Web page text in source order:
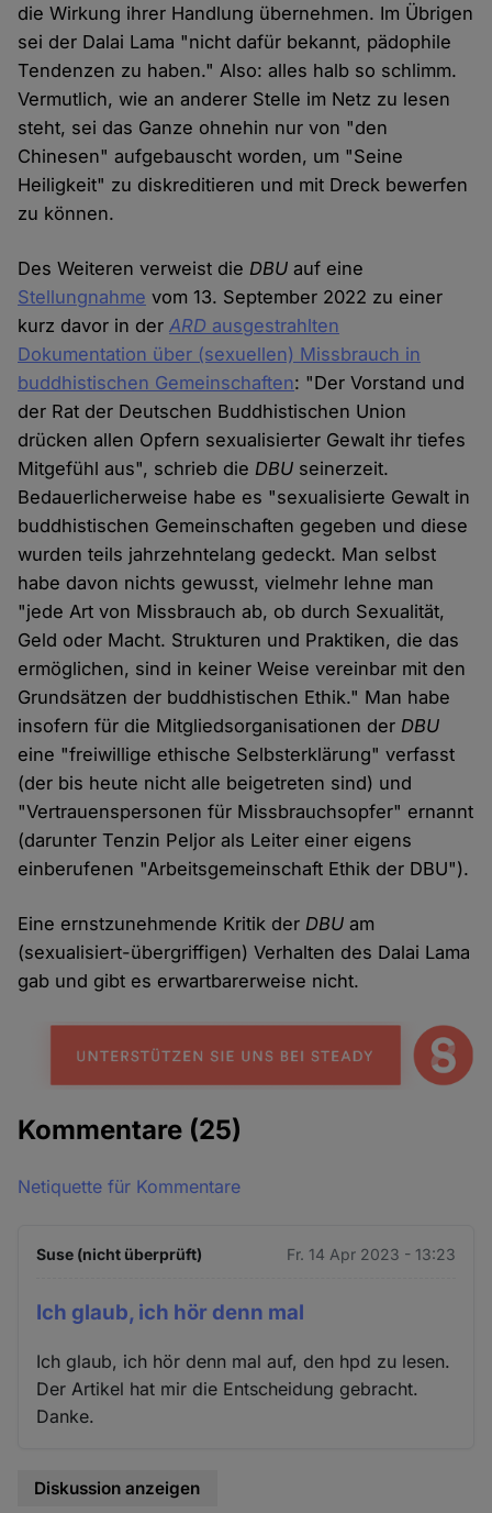
die Wirkung ihrer Handlung übernehmen. Im Übrigen
sei der Dalai Lama "nicht dafür bekannt, pädophile
Tendenzen zu haben." Also: alles halb so schlimm.
Vermutlich, wie an anderer Stelle im Netz zu lesen
steht, sei das Ganze ohnehin nur von "den
Chinesen" aufgebauscht worden, um "Seine
Heiligkeit" zu diskreditieren und mit Dreck bewerfen
zu können.
Des Weiteren verweist die DBUauf eine
Stellungnahme vom 13. September 2022 zu einer
kurz davor in derARD ausgestrahlten
Dokumentation über (sexuellen) Missbrauch in
buddhistischen Gemeinschaften: "Der Vorstand und
der Rat der Deutschen Buddhistischen Union
drücken allen Opfern sexualisierter Gewalt ihr tiefes
Mitgefühl aus", schrieb die DBU seinerzeit.
Bedauerlicherweise habe es "sexualisierte Gewalt in
buddhistischen Gemeinschaften gegeben und diese
wurden teils jahrzehntelang gedeckt. Man selbst
habe davon nichts gewusst, vielmehr lehne man
"jede Art von Missbrauch ab, ob durch Sexualität,
Geld oder Macht. Strukturen und Praktiken, die das
ermöglichen, sind in keiner Weise vereinbar mit den
Grundsätzen der buddhistischen Ethik." Man habe
insofern für die Mitgliedsorganisationen der DBU
eine "freiwillige ethische Selbsterklärung" verfasst
(der bis heute nicht alle beigetreten sind) und
"Vertrauenspersonen für Missbrauchsopfer" ernannt
(darunter Tenzin Peljor als Leiter einer eigens
einberufenen "Arbeitsgemeinschaft Ethik der DBU").
Eine ernstzunehmende Kritik der DBU am
(sexualisiert-übergriffigen) Verhalten des Dalai Lama
gab und gibt es erwartbarerweise nicht.
Kommentare (25)
Netiquette für Kommentare
Suse (nicht überprüft) Fr. 14 Apr 2023 - 13:23
Ich glaub, ich hör denn mal
Ich glaub, ich hör denn mal auf, den hpd zu lesen.
Der Artikel hat mir die Entscheidung gebracht.
Danke.
Diskussion anzeigen